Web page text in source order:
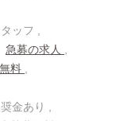
ッフ
急募の求人
料
金あり